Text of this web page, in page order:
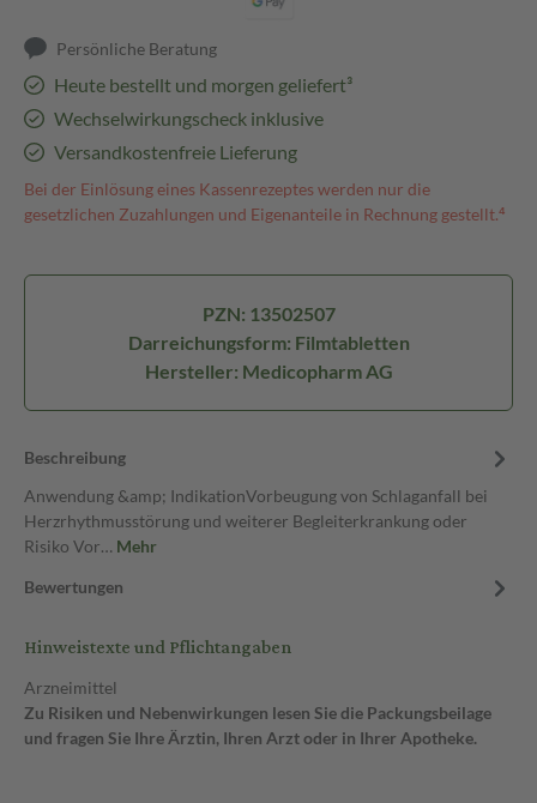
Persönliche Beratung
Heute bestellt und morgen geliefert³
Wechselwirkungscheck inklusive
Versandkostenfreie Lieferung
Bei der Einlösung eines Kassenrezeptes werden nur die
gesetzlichen Zuzahlungen und Eigenanteile in Rechnung gestellt.⁴
PZN: 13502507
Darreichungsform: Filmtabletten
Hersteller: Medicopharm AG
Beschreibung
Anwendung &amp; IndikationVorbeugung von Schlaganfall bei
Herzrhythmusstörung und weiterer Begleiterkrankung oder
Risiko Vor… Mehr
Bewertungen
Hinweistexte und Pflichtangaben
Arzneimittel
Zu Risiken und Nebenwirkungen lesen Sie die Packungsbeilage
und fragen Sie Ihre Ärztin, Ihren Arzt oder in Ihrer Apotheke.